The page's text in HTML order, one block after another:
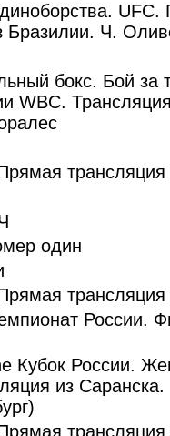
UFC.
Бразилии. Ч.
бокс. Бой за
WBC.
трансляция
один
трансляция
России.
Кубок России.
из
трансляция